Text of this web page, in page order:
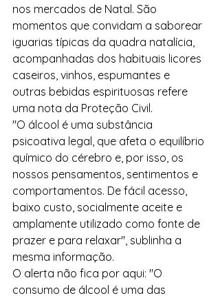
nos mercados de Natal. São
momentos que convidam a saborear
iguarias típicas da quadra natalícia,
acompanhadas dos habituais licores
caseiros, vinhos, espumantes e
outras bebidas espirituosas refere
uma nota da Proteção Civil.
"O álcool é uma substância
psicoativa legal, que afeta o equilíbrio
químico do cérebro e, por isso, os
nossos pensamentos, sentimentos e
comportamentos. De fácil acesso,
baixo custo, socialmente aceite e
amplamente utilizado como fonte de
prazer e para relaxar", sublinha a
mesma informação.
O alerta não fica por aqui: "O
consumo de álcool é uma das